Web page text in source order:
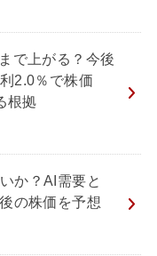
で上がる？今後
2.0％で株価
根拠
か？AI需要と
の株価を予想